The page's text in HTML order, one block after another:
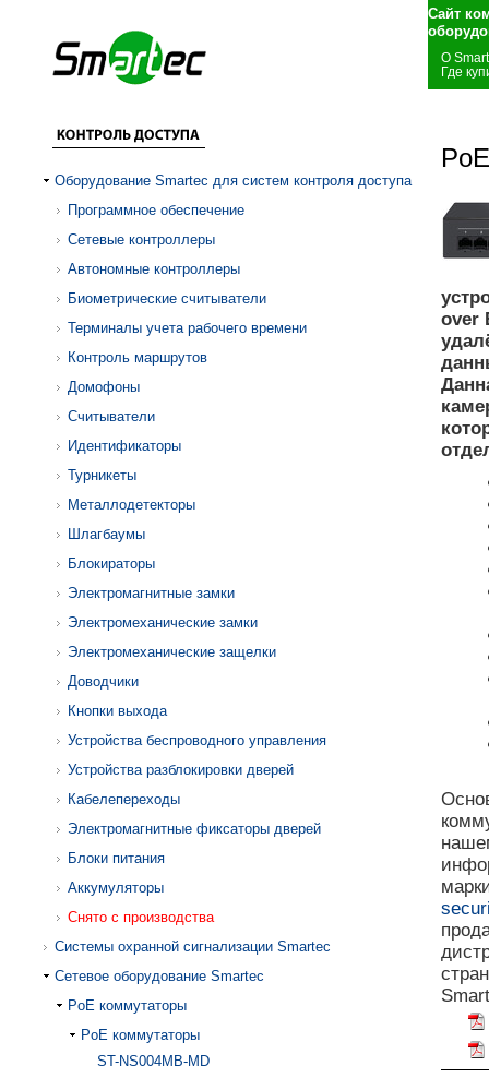
Сайт
О
Где
Оборудование Smartec для систем контроля доступа
Программное обеспечение
Сетевые контроллеры
Автономные контроллеры
Биометрические считыватели
Терминалы учета рабочего времени
Контроль маршрутов
Домофоны
Считыватели
Идентификаторы
Турникеты
Металлодетекторы
Шлагбаумы
Блокираторы
Электромагнитные замки
Электромеханические замки
Электромеханические защелки
Доводчики
Кнопки выхода
Устройства беспроводного управления
Устройства разблокировки дверей
Кабелепереходы
Электромагнитные фиксаторы дверей
Блоки питания
Аккумуляторы
Снято с производства
Системы охранной сигнализации Smartec
Сетевое оборудование Smartec
PoE коммутаторы
PoE коммутаторы
ST-NS004MB-MD
over